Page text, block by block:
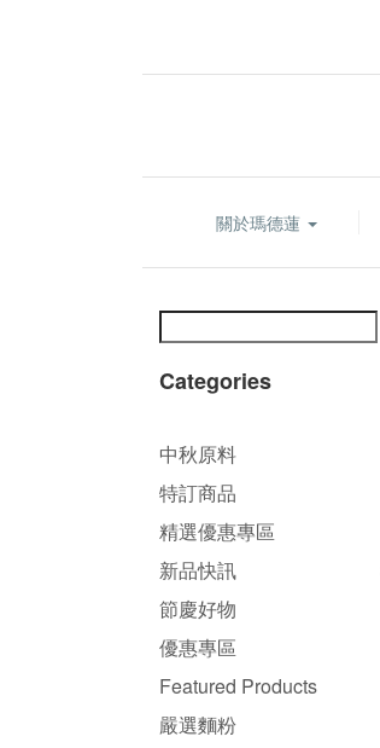
關於瑪德蓮
Categories
中秋原料
特訂商品
精選優惠專區
新品快訊
節慶好物
優惠專區
Featured Products
嚴選麵粉